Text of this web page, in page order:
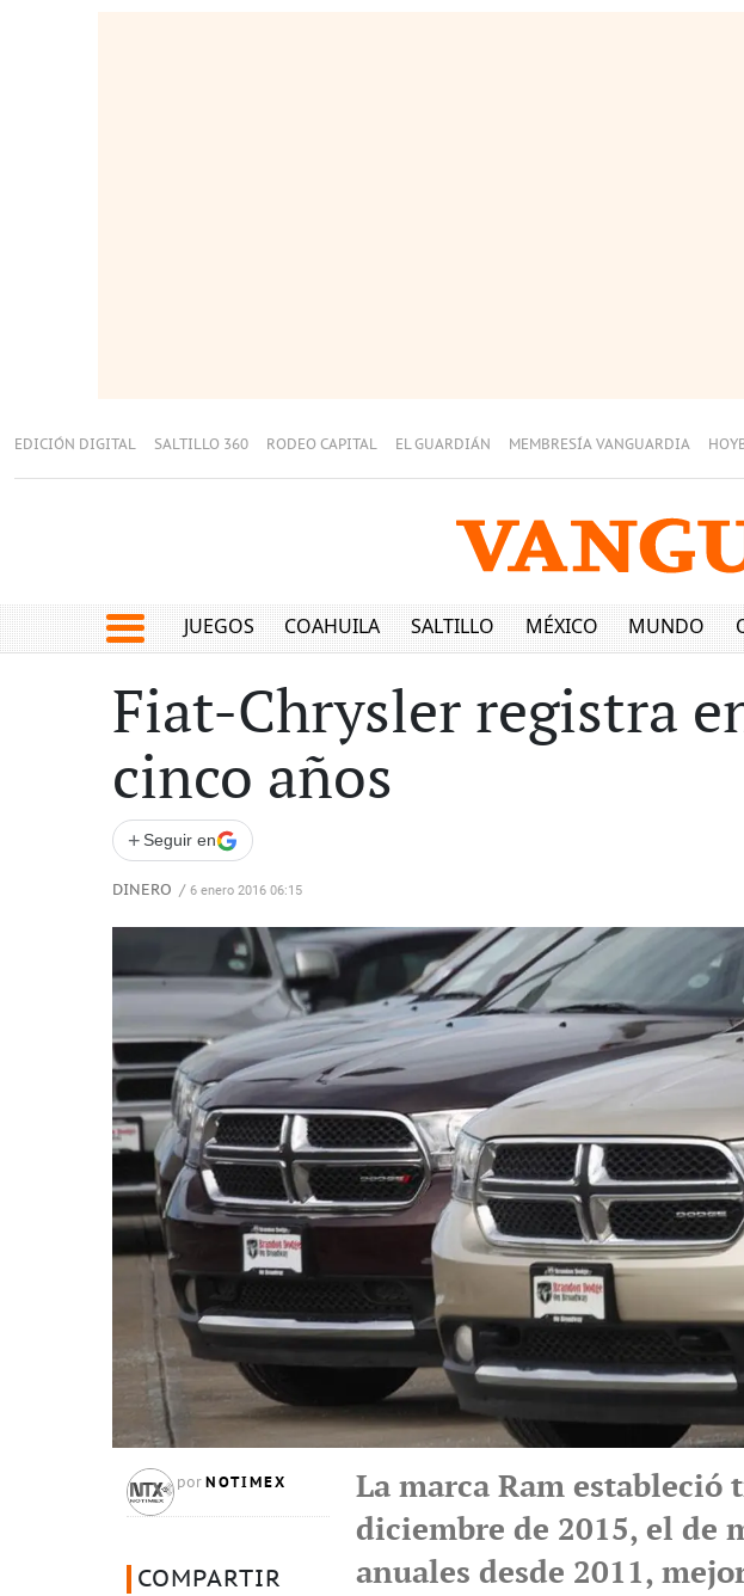
EDICIÓN DIGITAL SALTILLO 360 RODEO CAPITAL EL GUARDIÁN MEMBRESÍA VANGUARDIA
JUEGOS COAHUILA SALTILLO MÉXICO MUNDO
Fiat-Chrysler registra
cinco años
+ Seguir en
DINERO / 6 enero 2016 06:15
por NOTIMEX
COMPARTIR
La marca Ram estableció
diciembre de 2015, el de
anuales desde 2011,